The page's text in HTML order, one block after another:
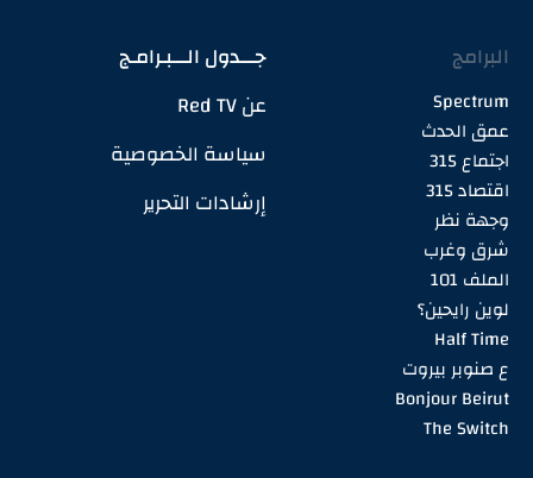
البرامج
Spectrum
عمق الحدث
اجتماع 315
اقتصاد 315
وجهة نظر
شرق وغرب
الملف 101
لوين رايحين؟
Half Time
ع صنوبر بيروت
Bonjour Beirut
The Switch
جـــدول الـــبـرامـج
عن Red TV
سياسة الخصوصية
إرشادات التحرير